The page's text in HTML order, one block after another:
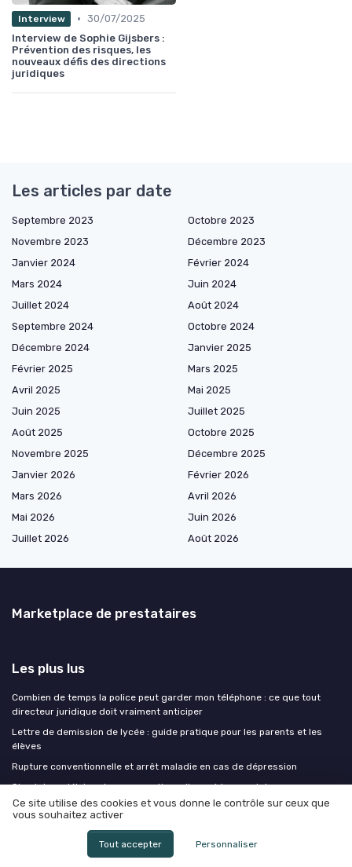
Interview • 30/07/2025
Interview de Sophie Gijsbers :
Prévention des risques, les
nouveaux défis des directions
juridiques
Les articles par date
Septembre 2023
Octobre 2023
Novembre 2023
Décembre 2023
Janvier 2024
Février 2024
Mars 2024
Juin 2024
Juillet 2024
Août 2024
Septembre 2024
Octobre 2024
Décembre 2024
Janvier 2025
Février 2025
Mars 2025
Avril 2025
Mai 2025
Juin 2025
Juillet 2025
Août 2025
Octobre 2025
Novembre 2025
Décembre 2025
Janvier 2026
Février 2026
Mars 2026
Avril 2026
Mai 2026
Juin 2026
Juillet 2026
Août 2026
Marketplace de prestataires
Les plus lus
Combien de temps la police peut garder mon téléphone : ce que tout
directeur juridique doit vraiment anticiper
Lettre de demission de lycée : guide pratique pour les parents et les
élèves
Rupture conventionnelle et arrêt maladie en cas de dépression
Simulateur délai rupture conventionnelle : guide complet pour
comprendre les délais
Simulation calendrier rupture conventionnelle
Les derniers articles
Ce site utilise des cookies et vous donne le contrôle sur ceux que
vous souhaitez activer
Tout accepter Personnaliser